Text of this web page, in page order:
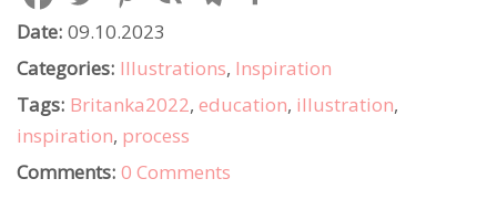
Date: 09.10.2023
Categories: Illustrations, Inspiration
Tags: Britanka2022, education, illustration,
inspiration, process
Comments: 0 Comments